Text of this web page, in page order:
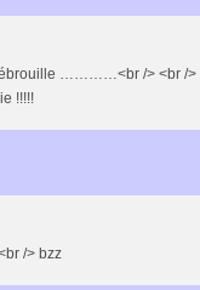
…………<br /> <br />
!!!!!
/> bzz